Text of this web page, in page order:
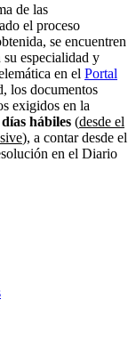
de las
el proceso
se encuentren
su especialidad y
en el Portal
los documentos
exigidos en la
hábiles (desde el
), a contar desde el
en el Diario